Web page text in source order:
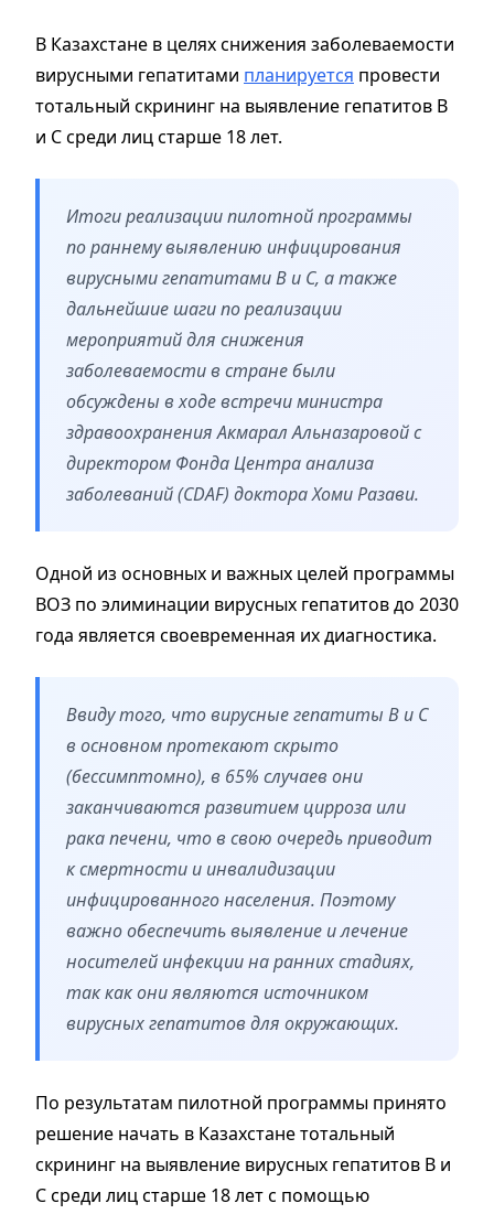
В Казахстане в целях снижения заболеваемости
вирусными гепатитами планируется провести
тотальный скрининг на выявление гепатитов В
и С среди лиц старше 18 лет.
Итоги реализации пилотной программы
по раннему выявлению инфицирования
вирусными гепатитами В и С, а также
дальнейшие шаги по реализации
мероприятий для снижения
заболеваемости в стране были
обсуждены в ходе встречи министра
здравоохранения Акмарал Альназаровой с
директором Фонда Центра анализа
заболеваний (CDAF) доктора Хоми Разави.
Одной из основных и важных целей программы
ВОЗ по элиминации вирусных гепатитов до 2030
года является своевременная их диагностика.
Ввиду того, что вирусные гепатиты В и С
в основном протекают скрыто
(бессимптомно), в 65% случаев они
заканчиваются развитием цирроза или
рака печени, что в свою очередь приводит
к смертности и инвалидизации
инфицированного населения. Поэтому
важно обеспечить выявление и лечение
носителей инфекции на ранних стадиях,
так как они являются источником
вирусных гепатитов для окружающих.
По результатам пилотной программы принято
решение начать в Казахстане тотальный
скрининг на выявление вирусных гепатитов В и
С среди лиц старше 18 лет с помощью